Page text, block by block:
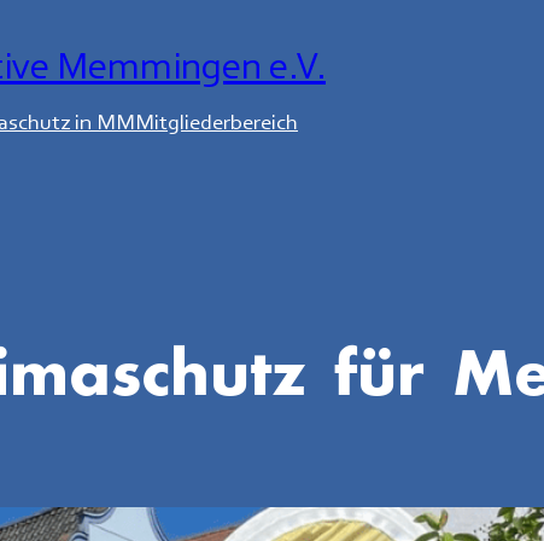
Memmingen e.V.
in MM Mitgliederbereich
für